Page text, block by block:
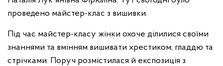
проведено майстер-клас з вишивки.
Під час майстер-класу жінки охоче ділилися своїми
знаннями та вмінням вишивати хрестиком, гладдю та
стрічками. Поруч розмістилася й експозиція з